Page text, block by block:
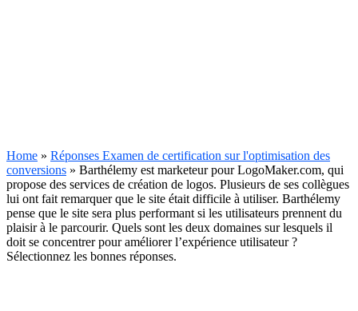
Home » Réponses Examen de certification sur l'optimisation des
conversions » Barthélemy est marketeur pour LogoMaker.com, qui
propose des services de création de logos. Plusieurs de ses collègues
lui ont fait remarquer que le site était difficile à utiliser. Barthélemy
pense que le site sera plus performant si les utilisateurs prennent du
plaisir à le parcourir. Quels sont les deux domaines sur lesquels il
doit se concentrer pour améliorer l’expérience utilisateur ?
Sélectionnez les bonnes réponses.